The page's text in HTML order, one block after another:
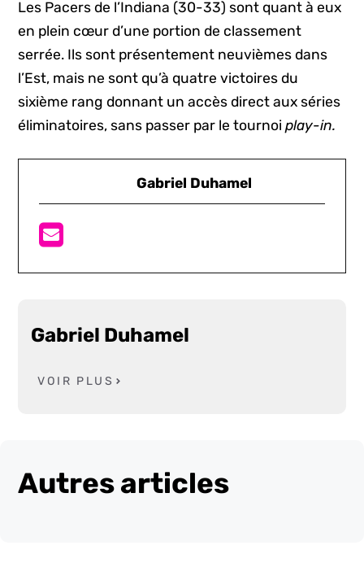
Les Pacers de l’Indiana (30-33) sont quant à eux
en plein cœur d’une portion de classement
serrée. Ils sont présentement neuvièmes dans
l’Est, mais ne sont qu’à quatre victoires du
sixième rang donnant un accès direct aux séries
éliminatoires, sans passer par le tournoiplay-in.
Gabriel Duhamel
Gabriel Duhamel
VOIR PLUS
Autres articles